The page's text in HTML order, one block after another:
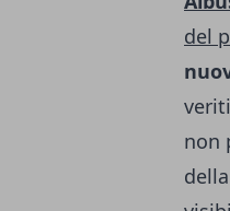
del
non